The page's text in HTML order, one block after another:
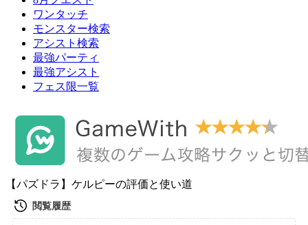
ワンタッチ
モンスター検索
アシスト検索
最強パーティ
最強アシスト
フェス限一覧
【パズドラ】ケルピーの評価と使い道